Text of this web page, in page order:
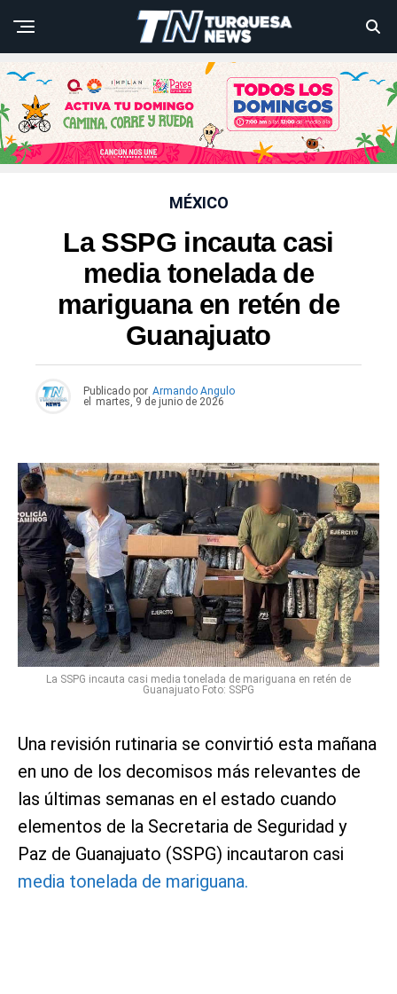
MÉXICO
La SSPG incauta casi
media tonelada de
mariguana en retén de
Guanajuato
Publicado por Armando Angulo
el
martes, 9 de junio de 2026
La SSPG incauta casi media tonelada de mariguana en retén de
Guanajuato Foto: SSPG
Una revisión rutinaria se convirtió esta mañana
en uno de los decomisos más relevantes de
las últimas semanas en el estado cuando
elementos de la Secretaria de Seguridad y
Paz de Guanajuato (SSPG) incautaron casi
media tonelada de mariguana.